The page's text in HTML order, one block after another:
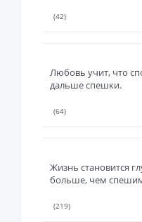
(42)
Любовь учит, что
дальше спешки.
(64)
Жизнь становится
больше, чем
(219)